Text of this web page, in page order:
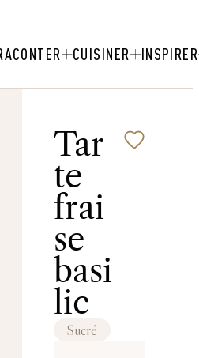
CUISINER INSPIRER
Tar
te
frai
se
basi
lic
Sucré